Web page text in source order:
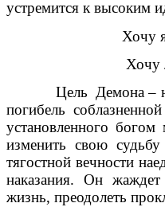
устремится к высоким
Хочу я с
Хочу любить,
Цель Демона – не
погибель
установленного
изменить свою
тягостной вечности
наказания. Он
жизнь, преодолеть